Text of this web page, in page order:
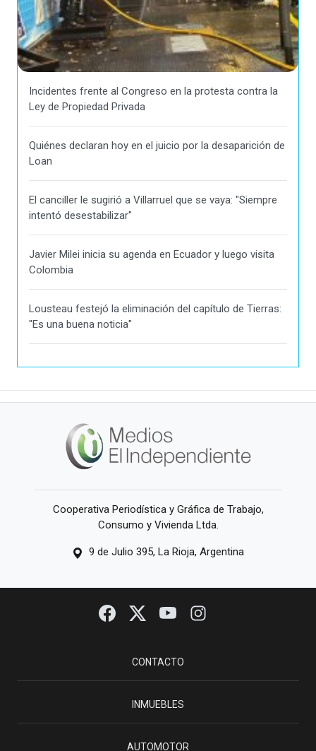
Incidentes frente al Congreso en la protesta contra la
Ley de Propiedad Privada
Quiénes declaran hoy en el juicio por la desaparición de
Loan
El canciller le sugirió a Villarruel que se vaya: "Siempre
intentó desestabilizar"
Javier Milei inicia su agenda en Ecuador y luego visita
Colombia
Lousteau festejó la eliminación del capítulo de Tierras:
"Es una buena noticia"
Cooperativa Periodística y Gráfica de Trabajo,
Consumo y Vivienda Ltda.
9 de Julio 395, La Rioja, Argentina
CONTACTO
INMUEBLES
AUTOMOTOR